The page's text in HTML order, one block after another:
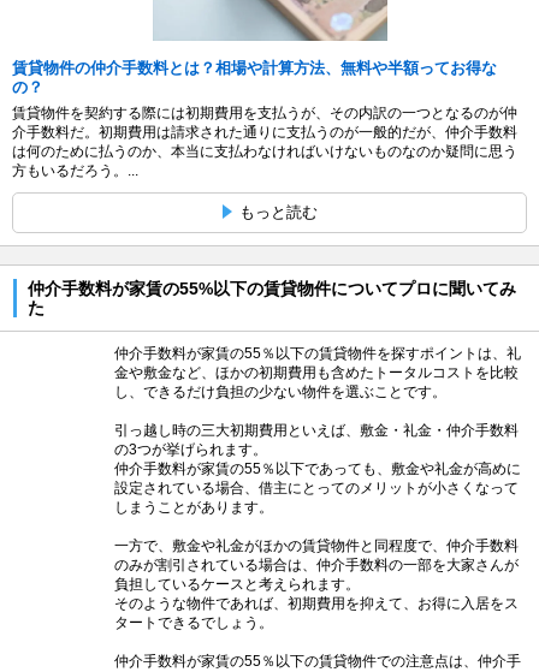
賃貸物件の仲介手数料とは？相場や計算方法、無料や半額ってお得な
の？
賃貸物件を契約する際には初期費用を支払うが、その内訳の一つとなるのが仲
介手数料だ。初期費用は請求された通りに支払うのが一般的だが、仲介手数料
は何のために払うのか、本当に支払わなければいけないものなのか疑問に思う
方もいるだろう。...
もっと読む
仲介手数料が家賃の55%以下の賃貸物件についてプロに聞いてみ
た
仲介手数料が家賃の55％以下の賃貸物件を探すポイントは、礼
金や敷金など、ほかの初期費用も含めたトータルコストを比較
し、できるだけ負担の少ない物件を選ぶことです。
引っ越し時の三大初期費用といえば、敷金・礼金・仲介手数料
の3つが挙げられます。
仲介手数料が家賃の55％以下であっても、敷金や礼金が高めに
設定されている場合、借主にとってのメリットが小さくなって
しまうことがあります。
一方で、敷金や礼金がほかの賃貸物件と同程度で、仲介手数料
のみが割引されている場合は、仲介手数料の一部を大家さんが
負担しているケースと考えられます。
そのような物件であれば、初期費用を抑えて、お得に入居をス
タートできるでしょう。
仲介手数料が家賃の55％以下の賃貸物件での注意点は、仲介手